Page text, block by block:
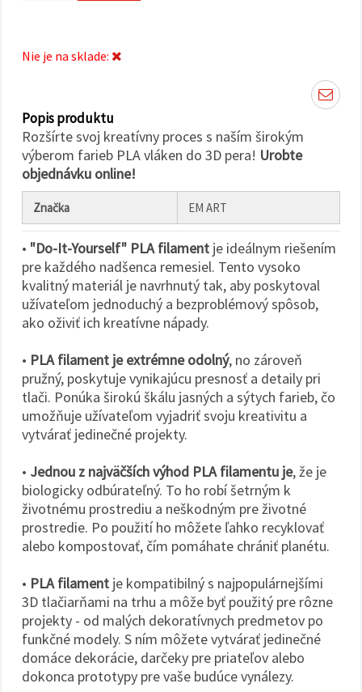
všetko
Nie je na sklade:
Popis produktu
Rozšírte svoj kreatívny proces s naším širokým
výberom farieb PLA vláken do 3D pera! Urobte
objednávku online!
Značka EM ART
• "Do-It-Yourself" PLA filament je ideálnym riešením
pre každého nadšenca remesiel. Tento vysoko
kvalitný materiál je navrhnutý tak, aby poskytoval
užívateľom jednoduchý a bezproblémový spôsob,
ako oživiť ich kreatívne nápady.
• PLA filament je extrémne odolný, no zároveň
pružný, poskytuje vynikajúcu presnosť a detaily pri
tlači. Ponúka širokú škálu jasných a sýtych farieb, čo
umožňuje užívateľom vyjadriť svoju kreativitu a
vytvárať jedinečné projekty.
• Jednou z najväčších výhod PLA filamentu je, že je
biologicky odbúrateľný. To ho robí šetrným k
životnému prostrediu a neškodným pre životné
prostredie. Po použití ho môžete ľahko recyklovať
alebo kompostovať, čím pomáhate chrániť planétu.
• PLA filament je kompatibilný s najpopulárnejšími
3D tlačiarňami na trhu a môže byť použitý pre rôzne
projekty - od malých dekoratívnych predmetov po
funkčné modely. S ním môžete vytvárať jedinečné
domáce dekorácie, darčeky pre priateľov alebo
dokonca prototypy pre vaše budúce vynálezy.